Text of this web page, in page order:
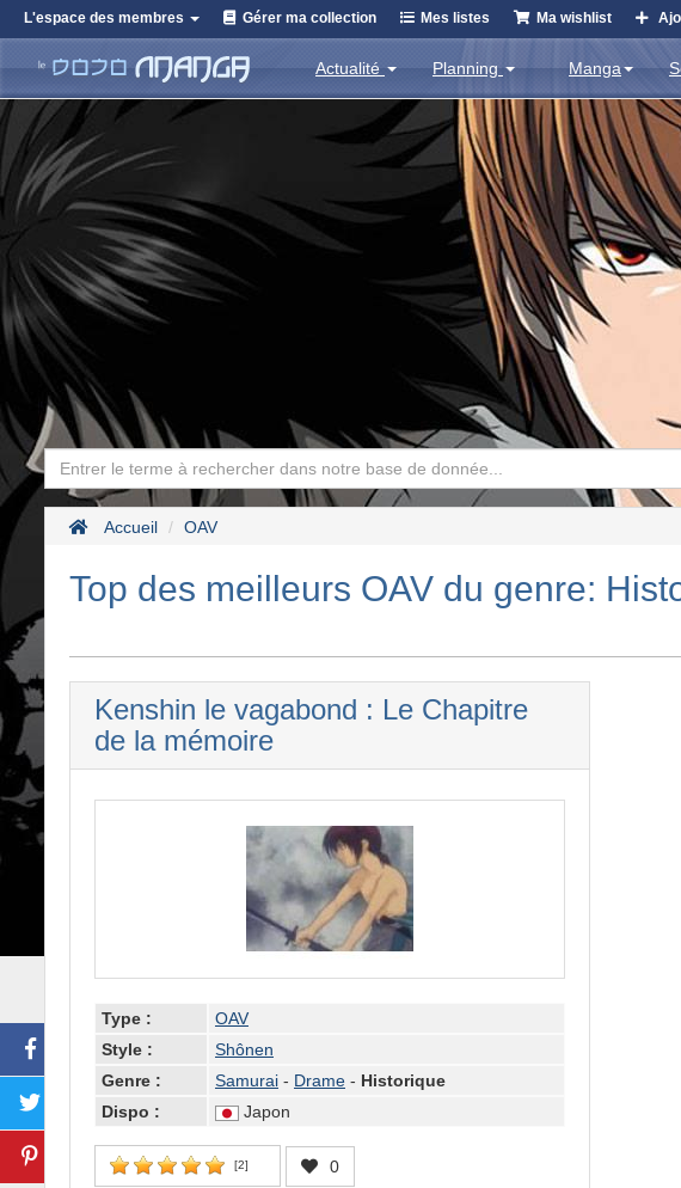
L'espace des membres Gérer ma collection Mes listes Ma wishlist
Actualité Planning Manga
Accueil OAV
Top des meilleurs OAV du genre:
Kenshin le vagabond : Le Chapitre
de la mémoire
Type :
OAV
Style :
Shônen
Genre :
Samurai - Drame - Historique
Dispo :
Japon
[2] 0